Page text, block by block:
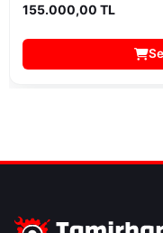
155.000,00 TL